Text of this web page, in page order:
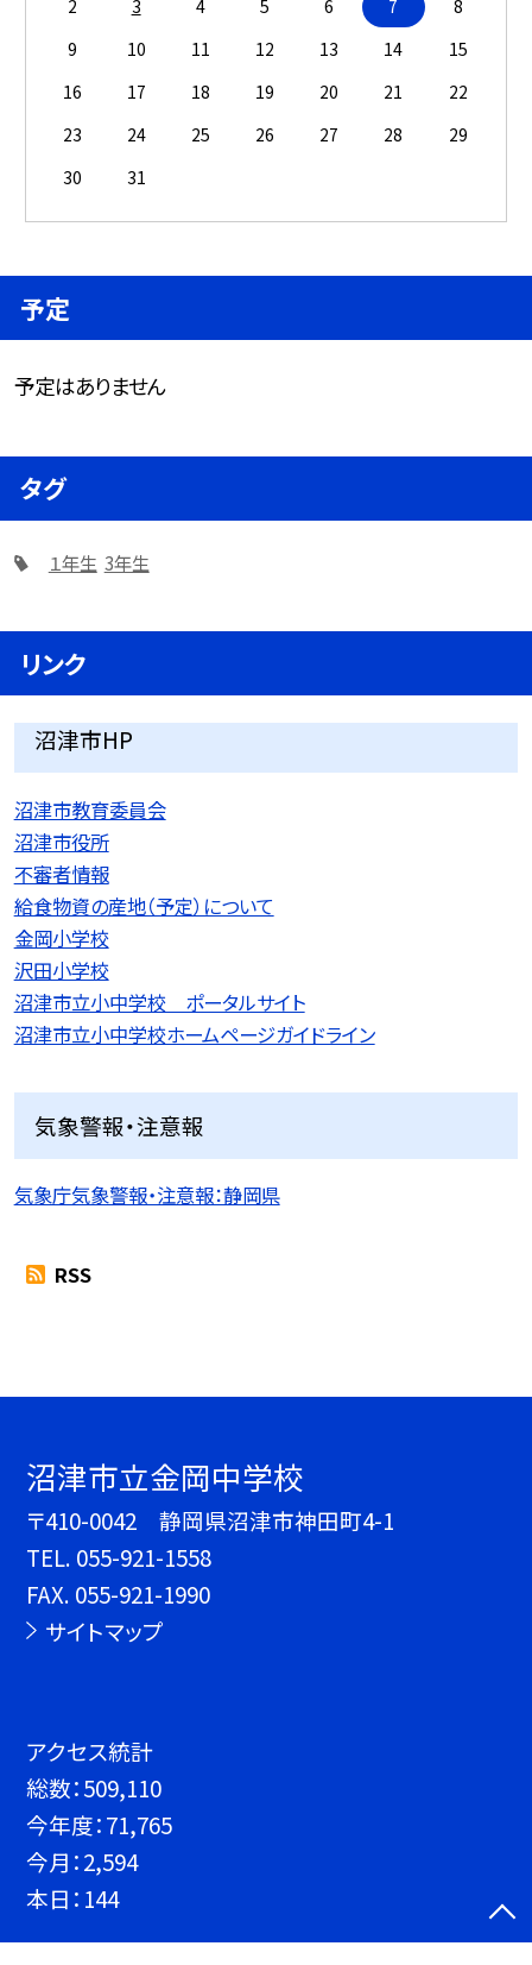
2
3 4 5 6 7
8
9
10 11 12 13 14
15
16
17 18 19 20 21
22
23
24 25 26 27 28
29
30
31
予定
予定はありません
タグ
１年生 3年生
リンク
沼津市HP
沼津市教育委員会
沼津市役所
不審者情報
給食物資の産地（予定）について
金岡小学校
沢田小学校
沼津市立小中学校 ポータルサイト
沼津市立小中学校ホームページガイドライン
気象警報・注意報
気象庁気象警報・注意報：静岡県
RSS
沼津市立金岡中学校
〒410-0042 静岡県沼津市神田町4-1
TEL. 055-921-1558
FAX. 055-921-1990
サイトマップ
アクセス統計
総数：509,110
今年度：71,765
今月：2,594
本日： 144